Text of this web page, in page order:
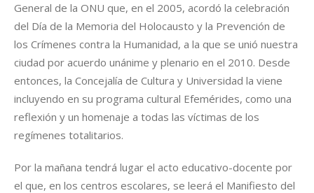
General de la ONU que, en el 2005, acordó la celebración
del Día de la Memoria del Holocausto y la Prevención de
los Crímenes contra la Humanidad, a la que se unió nuestra
ciudad por acuerdo unánime y plenario en el 2010. Desde
entonces, la Concejalía de Cultura y Universidad la viene
incluyendo en su programa cultural Efemérides, como una
reflexión y un homenaje a todas las víctimas de los
regímenes totalitarios.
Por la mañana tendrá lugar el acto educativo-docente por
el que, en los centros escolares, se leerá el Manifiesto del